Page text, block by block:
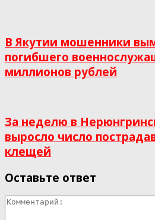
В Якутии мошенники
погибшего
миллионов рублей
За неделю в
выросло число
клещей
Оставьте ответ